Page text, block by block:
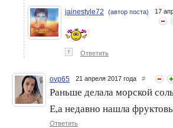
jainestyle72 (автор поста) 17
↑ Ответить
ovp65 21 апреля 2017 года #
Раньше делала морской
Е,а недавно нашла
Ответить